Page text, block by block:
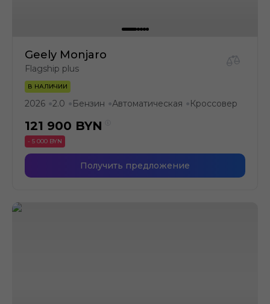
Geely Monjaro
Flagship plus
В НАЛИЧИИ
2026 ●2.0 ● Бензин ●Автоматическая ● Кроссовер
121 900 BYN
- 5 000 BYN
Получить предложение